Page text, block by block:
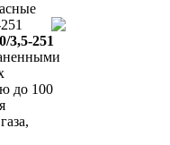
3,5-251
до 100